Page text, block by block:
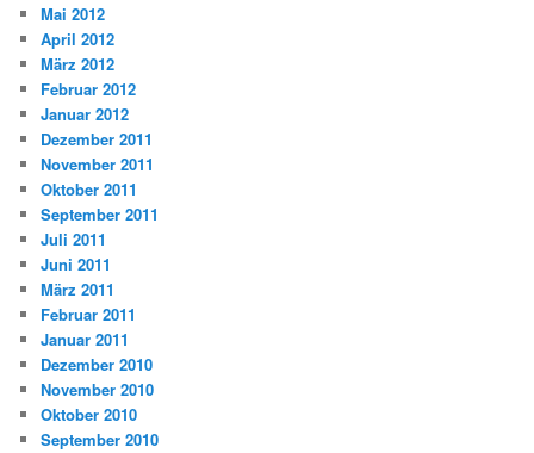
Mai 2012
April 2012
März 2012
Februar 2012
Januar 2012
Dezember 2011
November 2011
Oktober 2011
September 2011
Juli 2011
Juni 2011
März 2011
Februar 2011
Januar 2011
Dezember 2010
November 2010
Oktober 2010
September 2010